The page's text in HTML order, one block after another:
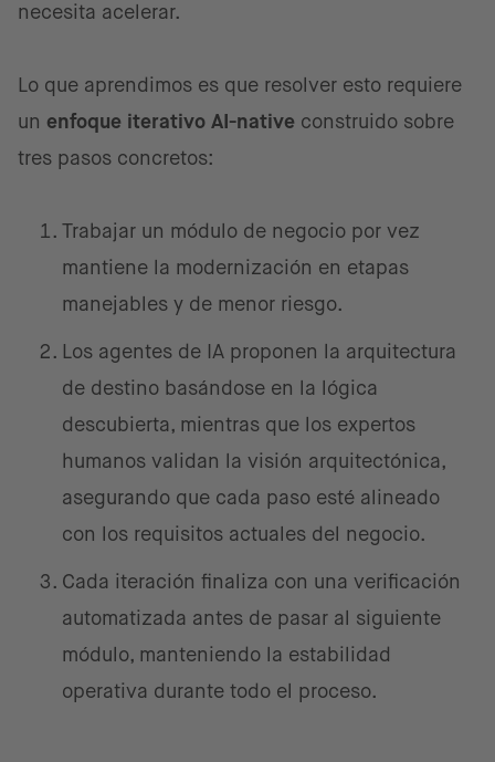
necesita acelerar.
Lo que aprendimos es que resolver esto requiere
un enfoque iterativo AI-native construido sobre
tres pasos concretos:
Trabajar un módulo de negocio por vez
mantiene la modernización en etapas
manejables y de menor riesgo.
Los agentes de IA proponen la arquitectura
de destino basándose en la lógica
descubierta, mientras que los expertos
humanos validan la visión arquitectónica,
asegurando que cada paso esté alineado
con los requisitos actuales del negocio.
Cada iteración finaliza con una verificación
automatizada antes de pasar al siguiente
módulo, manteniendo la estabilidad
operativa durante todo el proceso.